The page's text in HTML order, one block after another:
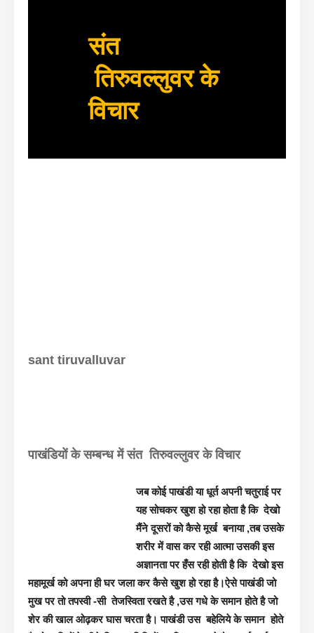
संत
तिरुवल्लुवर के
विचार
sant tiruvalluvar
पाखंडियों के सम्बन्ध में संत तिरुवल्लुवर के विचार
जब कोई पाखंडी या धूर्त अपनी चतुराई पर
यह सोचकर खुश हो रहा होता है कि देखो
मैंने दूसरों को कैसे मूर्ख बनाया ,तब उसके
शरीर में वास कर रही आत्मा उसकी इस
अज्ञानता पर हँस रही होती है कि देखो इस
महामूर्ख को अपना ही घर जला कर कैसे खुश हो रहा है।ऐसे पाखंडी जो
मुख पर तो तपस्वी -सी तेजस्विता रखते है ,उस गधे के समान होते है जो
शेर की खाल ओढ़कर घास चरता है। पाखंडी उस बहेलिये के समान होते